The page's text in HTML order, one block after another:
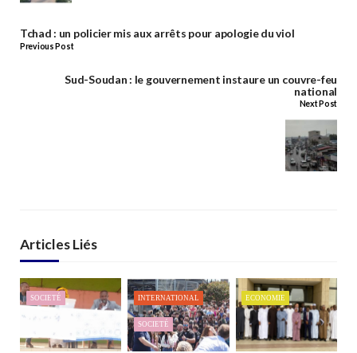
Tchad : un policier mis aux arrêts pour apologie du viol
Previous Post
Sud-Soudan : le gouvernement instaure un couvre-feu
national
Next Post
Articles Liés
SOCIETÉ INTERNATIONAL
SOCIETÉ
ECONOMIE